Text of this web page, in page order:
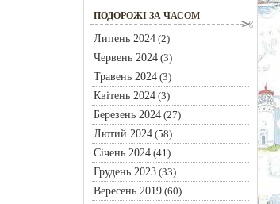
ПОДОРОЖІ ЗА ЧАСОМ
Липень 2024(2)
Червень 2024(3)
Травень 2024(3)
Квітень 2024(3)
Березень 2024(27)
Лютий 2024(58)
Січень 2024(41)
Грудень 2023(33)
Вересень 2019(60)